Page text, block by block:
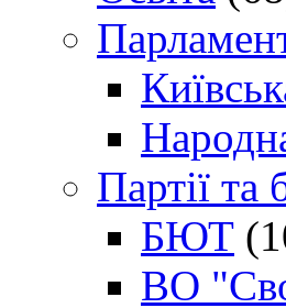
Партії та
БЮТ
ВО